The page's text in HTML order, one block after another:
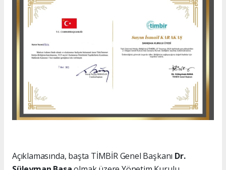
Açıklamasında, başta TİMBİR Genel Başkanı Dr.